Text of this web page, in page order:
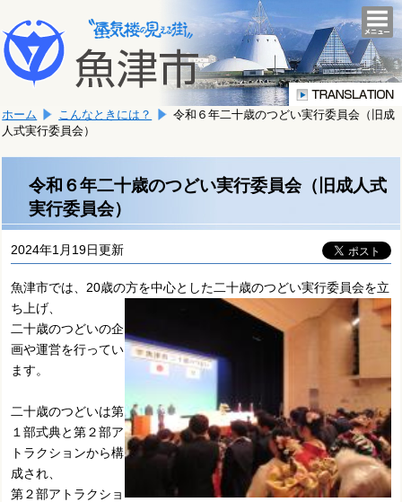
文
へ
移
ま
す。
こ
か
文
で
す。
ホーム こんなときには？
令和６年二十歳のつどい実行委員会（旧成
人式実行委員会）
令和６年二十歳のつどい実行委員会（旧成人式
実行委員会）
2024年1月19日更新
魚津市では、20歳の方を中心とした二十歳のつどい実行委員会を立
ち上げ、
二十歳のつどいの企
画や運営を行ってい
ます。
二十歳のつどいは第
１部式典と第２部ア
トラクションから構
成され、
第２部アトラクショ